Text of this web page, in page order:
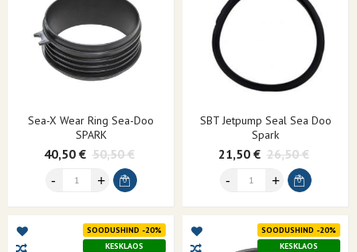
Sea-X Wear Ring Sea-Doo
SPARK
40,50 € 50,50 €
SBT Jetpump Seal Sea Doo
Spark
21,50 € 26,50 €
SOODUSHIND -20%
KESKLAOS
SOODUSHIND -20%
KESKLAOS